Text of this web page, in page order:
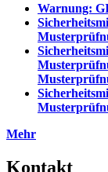
Warnung:
Mehr
Kontakt